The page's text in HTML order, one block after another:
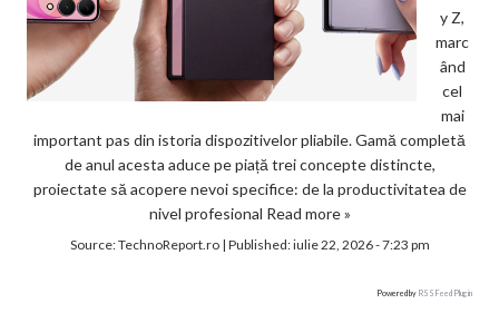
y Z,
marc
ând
cel
mai
important pas din istoria dispozitivelor pliabile. Gamă completă
de anul acesta aduce pe piață trei concepte distincte,
proiectate să acopere nevoi specifice: de la productivitatea de
nivel profesional Read more »
Source:TechnoReport.ro| Published:iulie 22, 2026 - 7:23 pm
Powered by RSS Feed Plugin